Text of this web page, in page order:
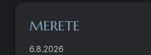
MERETE
6.8.2026